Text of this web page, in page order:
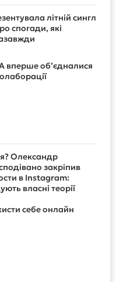
літній сингл
спогади, які
вперше об’єдналися
Олександр
закріпив
в Instagram:
власні теорії
себе онлайн